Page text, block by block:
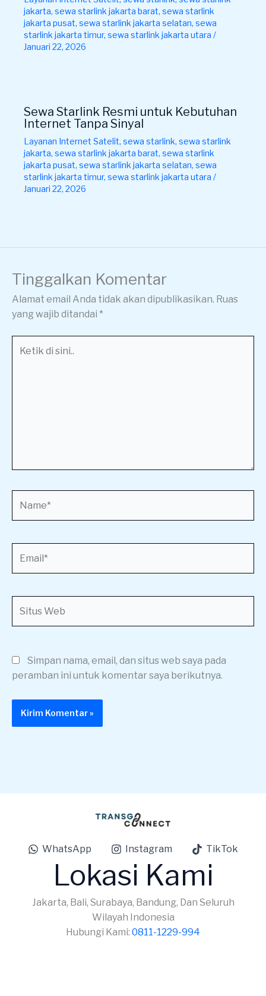
jakarta, sewa starlink jakarta barat, sewa starlink
jakarta pusat, sewa starlink jakarta selatan, sewa
starlink jakarta timur, sewa starlink jakarta utara /
Januari 22, 2026
Sewa Starlink Resmi untuk Kebutuhan
Internet Tanpa Sinyal
Layanan Internet Satelit, sewa starlink, sewa starlink
jakarta, sewa starlink jakarta barat, sewa starlink
jakarta pusat, sewa starlink jakarta selatan, sewa
starlink jakarta timur, sewa starlink jakarta utara /
Januari 22, 2026
Tinggalkan Komentar
Alamat email Anda tidak akan dipublikasikan. Ruas
yang wajib ditandai *
Web
Simpan nama, email, dan situs web saya pada
peramban ini untuk komentar saya berikutnya.
WhatsApp Instagram TikTok
Lokasi Kami
Jakarta, Bali, Surabaya, Bandung, Dan Seluruh
Wilayah Indonesia
Hubungi Kami: 0811-1229-994